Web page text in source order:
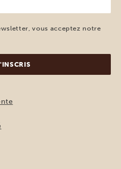
vous acceptez notre